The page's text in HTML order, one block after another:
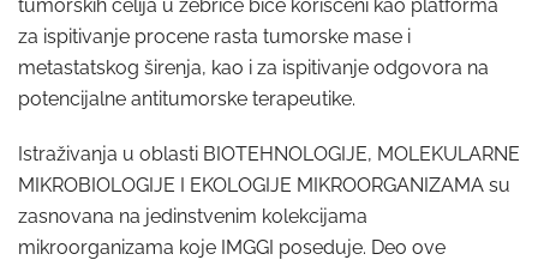
tumorskih ćelija u zebrice biće korišćeni kao platforma
za ispitivanje procene rasta tumorske mase i
metastatskog širenja, kao i za ispitivanje odgovora na
potencijalne antitumorske terapeutike.
Istraživanja u oblasti BIOTEHNOLOGIJE, MOLEKULARNE
MIKROBIOLOGIJE I EKOLOGIJE MIKROORGANIZAMA su
zasnovana na jedinstvenim kolekcijama
mikroorganizama koje IMGGI poseduje. Deo ove